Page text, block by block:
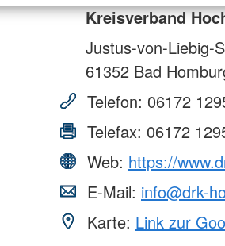
Kreisverband
Justus-von-Liebig-
61352 Bad
Telefon: 06172
Telefax: 06172
Web: https://
E-Mail: info@drk-
Karte: Link zur